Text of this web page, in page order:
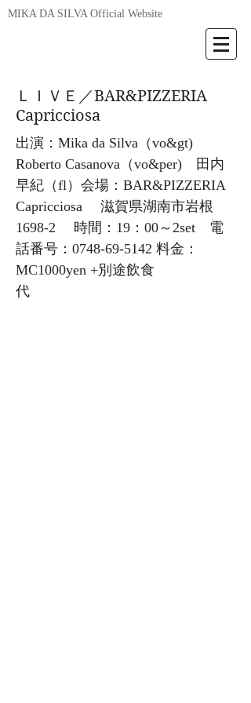
MIKA DA SILVA Official Website
ＬＩＶＥ／BAR&PIZZERIA
Capricciosa
出演：Mika da Silva（vo&gt)
Roberto Casanova（vo&per) 田内
早紀（fl）会場：BAR&PIZZERIA
Capricciosa 滋賀県湖南市岩根
1698-2 時間：19：00～2set 電
話番号：0748-69-5142 料金：
MC1000yen +別途飲食
代